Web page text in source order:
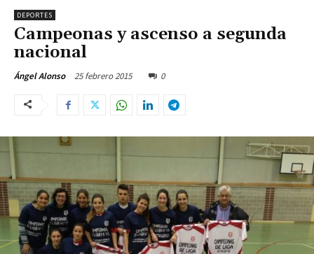
DEPORTES
Campeonas y ascenso a segunda
nacional
Ángel Alonso 25 febrero 2015 0